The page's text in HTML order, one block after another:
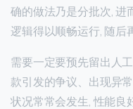
确的做法乃是分批次, 进
逻辑得以顺畅运行, 随后
需要一定要预先留出人
款引发的争议、出现异
状况常常会发生, 性能良